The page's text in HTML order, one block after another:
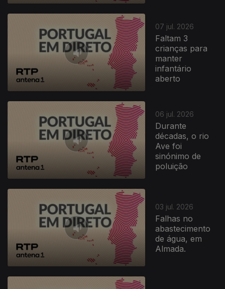
07 jul. 2026
Faltam 3
crianças para
manter
infantário
aberto
06 jul. 2026
Durante
décadas, o rio
Ave foi
sinónimo de
poluição
03 jul. 2026
Falhas no
abastecimento
de água, em
Almada.